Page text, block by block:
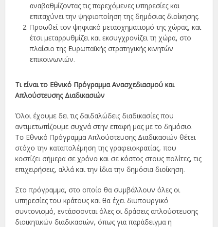
αναβαθμίζοντας τις παρεχόμενες υπηρεσίες και
επιταχύνει την ψηφιοποίηση της δημόσιας διοίκησης.
Προωθεί τον ψηφιακό μετασχηματισμό της χώρας, και
έτσι μεταρρυθμίζει και εκσυγχρονίζει τη χώρα, στο
πλαίσιο της Ευρωπαϊκής στρατηγικής κινητών
επικοινωνιών.
Τι είναι το Εθνικό Πρόγραμμα Ανασχεδιασμού και
Απλούστευσης Διαδικασιών
Όλοι έχουμε δει τις δαιδαλώδεις διαδικασίες που
αντιμετωπίζουμε συχνά στην επαφή μας με το δημόσιο.
Το Εθνικό Πρόγραμμα Απλούστευσης Διαδικασιών θέτει
στόχο την καταπολέμηση της γραφειοκρατίας, που
κοστίζει σήμερα σε χρόνο και σε κόστος στους πολίτες, τις
επιχειρήσεις, αλλά και την ίδια την δημόσια διοίκηση.
Στο πρόγραμμα, στο οποίο θα συμβάλλουν όλες οι
υπηρεσίες του κράτους και θα έχει διυπουργικό
συντονισμό, εντάσσονται όλες οι δράσεις απλούστευσης
διοικητικών διαδικασιών, όπως για παράδειγμα η